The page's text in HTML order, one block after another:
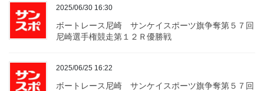
2025/06/30 16:30
ボートレース尼崎 サンケイスポーツ旗争奪第５７回
尼崎選手権競走第１２Ｒ優勝戦
2025/06/25 16:22
ボートレース尼崎 サンケイスポーツ旗争奪第５７回